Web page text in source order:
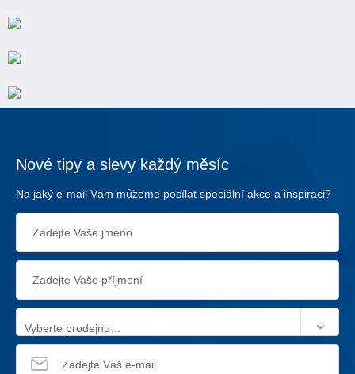
Nové tipy a slevy každý měsíc
Na jaký e-mail Vám můžeme posílat speciální akce a inspiraci?
Vyberte prodejnu…